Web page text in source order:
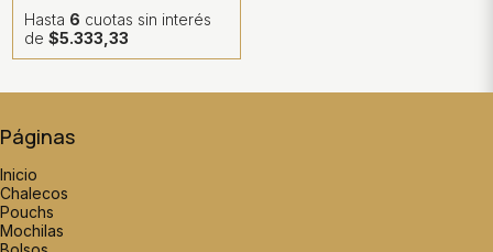
Hasta 6 cuotas sin interés
de$5.333,33
Páginas
Inicio
Chalecos
Pouchs
Mochilas